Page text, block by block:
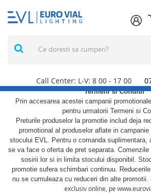
Call Center: L-V: 8 00 - 17 00
Termeni si Conditii
Prin accesarea acestei campanii
pentru urmatorii Termeni si
Preturile produselor la promotie includ deja
promotional al produselor aflate in
stocului EVL. Pentru o comanda suplimentara,
se va face o oferta de pret separata.
sosirii lor si in limita stocului disponibil.
promotie sufera schimbari continuu.
nu se cumuleaza cu reduceri din alte promotii.
exclusiv online, pe